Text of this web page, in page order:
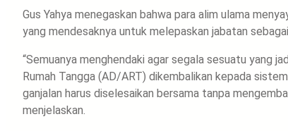
Gus Yahya menegaskan bahwa para alim ulama
yang mendesaknya untuk melepaskan jabatan
“Semuanya menghendaki agar segala sesuatu yang
Rumah Tangga (AD/ART) dikembalikan kepada
ganjalan harus diselesaikan bersama tanpa
menjelaskan.